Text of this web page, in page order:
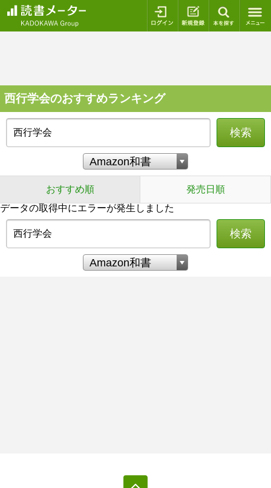
ログイン 新規登録
西行学会のおすすめランキング
検索
おすすめ順
発売日順
データの取得中にエラーが発生しました
検索